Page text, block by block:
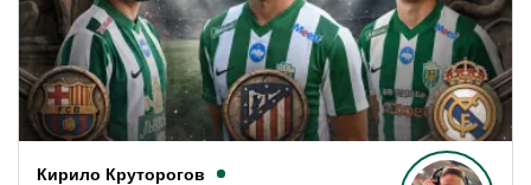
Кирило Круторогов